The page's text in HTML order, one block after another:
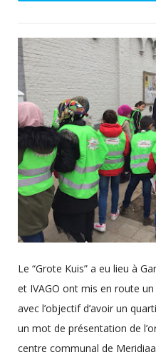
Le “Grote Kuis” a eu lieu à
et IVAGO ont mis en route
avec l’objectif d’avoir un
un mot de présentation de
centre communal de